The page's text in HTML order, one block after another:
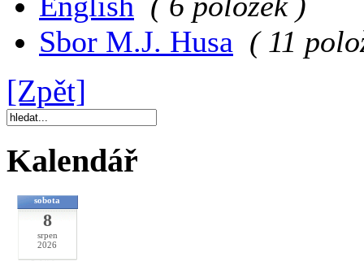
Sbor M.J. Husa ( 11
[Zpět]
Kalendář
sobota
8
srpen
2026